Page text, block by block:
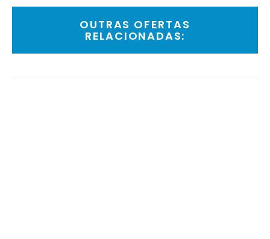
OUTRAS OFERTAS
RELACIONADAS: